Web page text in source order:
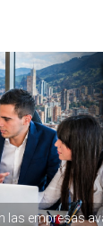
las empresas